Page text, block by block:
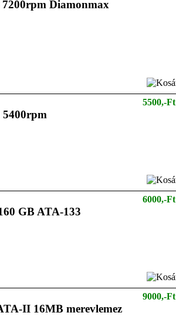
Diamonmax
5400rpm
5500,-Ft
GB ATA-133
6000,-Ft
II 16MB merevlemez
9000,-Ft